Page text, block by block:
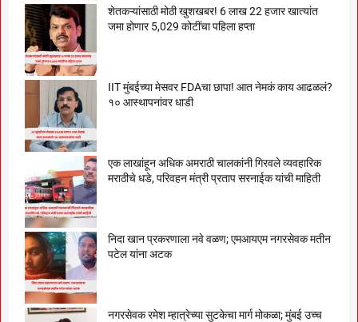
शेतकऱ्यांसाठी मोठी खुशखबर! 6 लाख 22 हजार खात्यांत
जमा होणार 5,029 कोटींचा पहिला हप्ता
IIT मुंबईच्या मेसवर FDAचा छापा! आत नेमकं काय आढळलं?
१० आस्थापनांवर धाडी
एक लाखांहून अधिक अमराठी चालकांनी गिरवले व्यवहारिक
मराठीचे धडे, परिवहन मंत्री प्रताप सरनाईक यांची माहिती
निदा खान प्रकरणाला नवे वळण; एमआयएम नगरसेवक मतीन
पटेल यांना अटक
नगरसेवक रमेश म्हात्रेच्या सुटकेचा मार्ग मोकळा; मुंबई उच्च